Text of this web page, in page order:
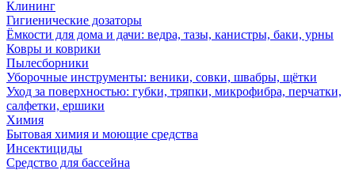
Клининг
Гигиенические дозаторы
Ёмкости для дома и дачи: ведра, тазы, канистры, баки, урны
Ковры и коврики
Пылесборники
Уборочные инструменты: веники, совки, швабры, щётки
Уход за поверхностью: губки, тряпки, микрофибра, перчатки,
салфетки, ершики
Химия
Бытовая химия и моющие средства
Инсектициды
Средство для бассейна